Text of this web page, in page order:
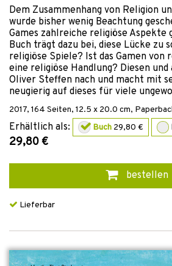
Dem Zusammenhang von Religion
wurde bisher wenig Beachtung
Games zahlreiche religiöse Aspekte
Buch trägt dazu bei, diese Lücke zu
religiöse Spiele? Ist das Gamen von
eine religiöse Handlung? Diesen und
Oliver Steffen nach und macht mit
neugierig auf dieses für viele
2017, 164 Seiten, 12.5 x 20.0 cm,
Erhältlich als: Buch 29,80 €
29,80 €
bestellen
Lieferbar